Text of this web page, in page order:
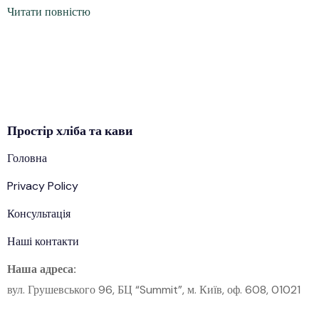
Читати повністю
Простірхлібата кави
Головна
Privacy Policy
Консультація
Наші контакти
Наша адреса:
вул. Грушевського 96, БЦ “Summit”, м. Київ, оф. 608, 01021